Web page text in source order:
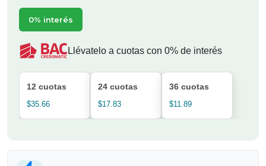
0% interés
Llévatelo a cuotas con 0% de interés
12 cuotas
$35.66
24 cuotas
$17.83
36 cuotas
$11.89